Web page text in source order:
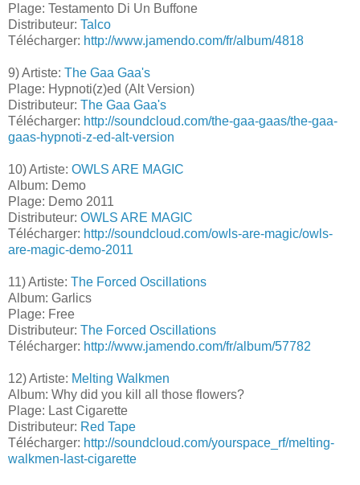
Plage: Testamento Di Un Buffone
Distributeur: Talco
Télécharger: http://www.jamendo.com/fr/album/4818
9) Artiste: The Gaa Gaa's
Plage: Hypnoti(z)ed (Alt Version)
Distributeur: The Gaa Gaa's
Télécharger: http://soundcloud.com/the-gaa-gaas/the-gaa-
gaas-hypnoti-z-ed-alt-version
10) Artiste: OWLS ARE MAGIC
Album: Demo
Plage: Demo 2011
Distributeur: OWLS ARE MAGIC
Télécharger: http://soundcloud.com/owls-are-magic/owls-
are-magic-demo-2011
11) Artiste: The Forced Oscillations
Album: Garlics
Plage: Free
Distributeur: The Forced Oscillations
Télécharger: http://www.jamendo.com/fr/album/57782
12) Artiste: Melting Walkmen
Album: Why did you kill all those flowers?
Plage: Last Cigarette
Distributeur: Red Tape
Télécharger: http://soundcloud.com/yourspace_rf/melting-
walkmen-last-cigarette